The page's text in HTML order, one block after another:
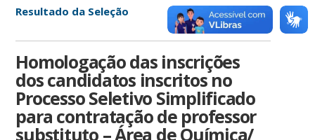
Resultado da Seleção
Homologação das inscrições
dos candidatos inscritos no
Processo Seletivo Simplificado
para contratação de professor
substituto – Área de Química/